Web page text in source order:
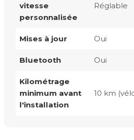
vitesse
personnalisée
Réglable
Mises à jour Oui
Bluetooth Oui
Kilométrage
minimum avant
l'installation
10 km